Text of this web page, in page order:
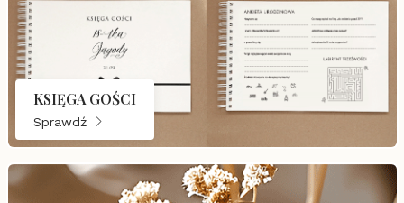
KSIĘGA GOŚCI
Sprawdź